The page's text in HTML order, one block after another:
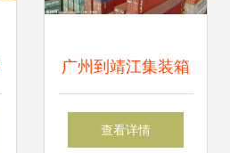
广州到靖江集装箱
海运专线 高效的物
查看详情